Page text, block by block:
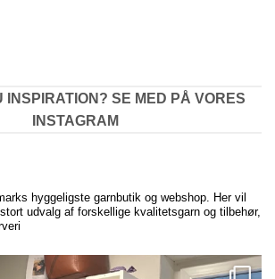
INSPIRATION? SE MED PÅ VORES
INSTAGRAM
hyggeligste garnbutik og webshop. Her vil
udvalg af forskellige kvalitetsgarn og tilbehør,